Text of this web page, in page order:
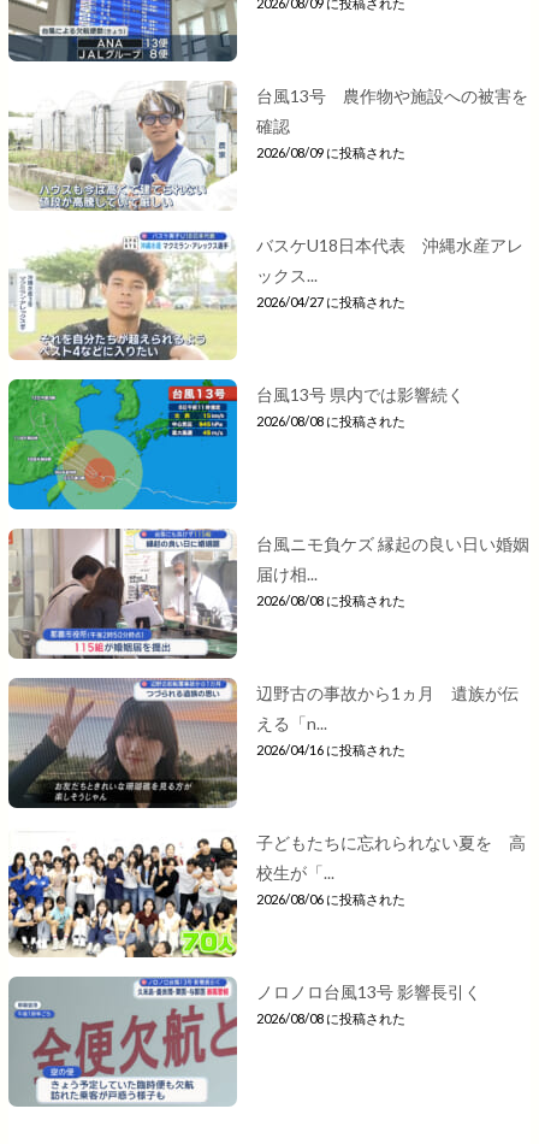
台風13号 農作物や施設への被害を
確認
2026/08/09 に投稿された
バスケU18日本代表 沖縄水産アレ
ックス...
2026/04/27 に投稿された
台風13号 県内では影響続く
2026/08/08 に投稿された
台風ニモ負ケズ 縁起の良い日い婚姻
届け相...
2026/08/08 に投稿された
辺野古の事故から1ヵ月 遺族が伝
える「n...
2026/04/16 に投稿された
子どもたちに忘れられない夏を 高
校生が「...
2026/08/06 に投稿された
ノロノロ台風13号 影響長引く
2026/08/08 に投稿された